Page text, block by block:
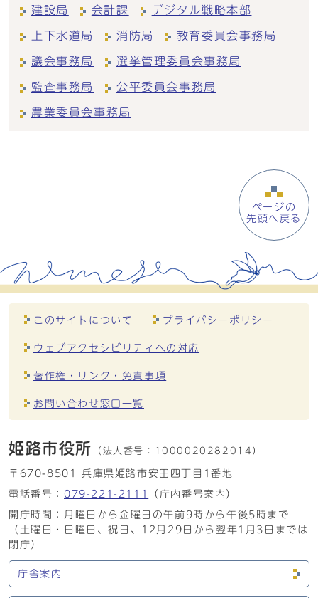
建設局 会計課 デジタル戦略本部
上下水道局 消防局 教育委員会事務局
議会事務局 選挙管理委員会事務局
監査事務局 公平委員会事務局
農業委員会事務局
ページの
先頭へ戻る
このサイトについて プライバシーポリシー
ウェブアクセシビリティへの対応
著作権・リンク・免責事項
お問い合わせ窓口一覧
姫路市役所 （法人番号： 1000020282014）
〒670-8501 兵庫県姫路市安田四丁目1番地
電話番号： 079-221-2111
（庁内番号案内）
開庁時間：月曜日から金曜日の午前9時から午後5時まで
（土曜日・日曜日、祝日、12月29日から翌年1月3日までは
閉庁）
庁舎案内